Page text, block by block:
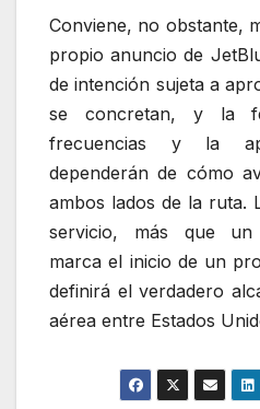
Conviene, no obstante,
propio anuncio de
de intención sujeta a
se concretan, y la
frecuencias y la
dependerán de cómo
ambos lados de la ruta.
servicio, más que un
marca el inicio de un
definirá el verdadero
aérea entre Estados